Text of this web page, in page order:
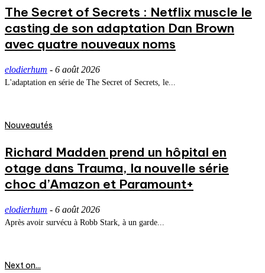
The Secret of Secrets : Netflix muscle le
casting de son adaptation Dan Brown
avec quatre nouveaux noms
elodierhum - 6 août 2026
L'adaptation en série de The Secret of Secrets, le...
Nouveautés
Richard Madden prend un hôpital en
otage dans Trauma, la nouvelle série
choc d’Amazon et Paramount+
elodierhum - 6 août 2026
Après avoir survécu à Robb Stark, à un garde...
Next on...